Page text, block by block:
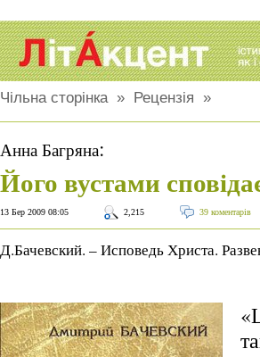
Чільна сторінка» Рецензія »
Анна Багряна:
Його вустами
13 Бер 2009 08:05 2,215 39 коментарів
Д.Бачевский. – Исповедь Христа.